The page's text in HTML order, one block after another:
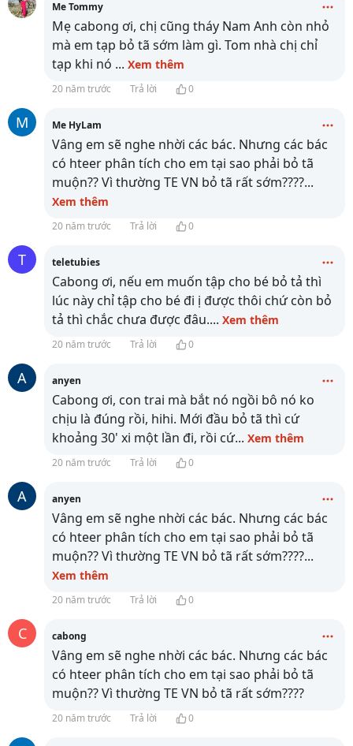
Me Tommy
Mẹ cabong ơi, chị cũng tháy Nam Anh còn nhỏ
mà em tạp bỏ tã sớm làm gì. Tom nhà chị chỉ
tạp khi nó ... Xem thêm
20 năm trước Trả lời 0
M Me HyLam
Vâng em sẽ nghe nhời các bác. Nhưng các bác
có hteer phân tích cho em tại sao phải bỏ tã
muộn?? Vì thường TE VN bỏ tã rất sớm????...
Xem thêm
20 năm trước Trả lời 0
T teletubies
Cabong ơi, nếu em muốn tập cho bé bỏ tả thì
lúc này chỉ tập cho bé đi ị được thôi chứ còn bỏ
tả thì chắc chưa được đâu.... Xem thêm
20 năm trước Trả lời 0
A anyen
Cabong ơi, con trai mà bắt nó ngồi bô nó ko
chịu là đúng rồi, hihi. Mới đầu bỏ tã thì cứ
khoảng 30' xi một lần đi, rồi cứ... Xem thêm
20 năm trước Trả lời 0
A anyen
Vâng em sẽ nghe nhời các bác. Nhưng các bác
có hteer phân tích cho em tại sao phải bỏ tã
muộn?? Vì thường TE VN bỏ tã rất sớm????...
Xem thêm
20 năm trước Trả lời 0
C cabong
Vâng em sẽ nghe nhời các bác. Nhưng các bác
có hteer phân tích cho em tại sao phải bỏ tã
muộn?? Vì thường TE VN bỏ tã rất sớm????
20 năm trước Trả lời 0